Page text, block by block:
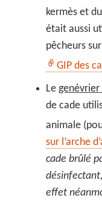
kermès et
était aussi
pêcheurs
GIP des
Le genévrier
de cade
animale
sur l’arche
cade brûlé
effet